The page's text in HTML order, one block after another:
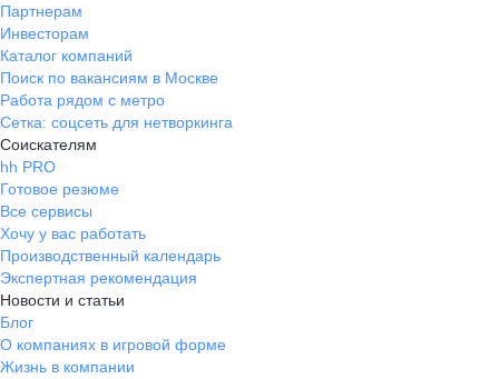
Партнерам
Инвесторам
Каталог компаний
Поиск по вакансиям в Москве
Работа рядом с метро
Сетка: соцсеть для нетворкинга
Соискателям
hh PRO
Готовое резюме
Все сервисы
Хочу у вас работать
Производственный календарь
Экспертная рекомендация
Новости и статьи
Блог
О компаниях в игровой форме
Жизнь в компании